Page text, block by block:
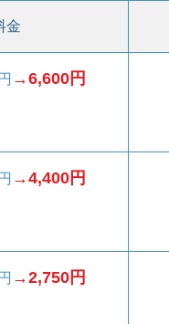
金
→6,600円
→4,400円
→2,750円